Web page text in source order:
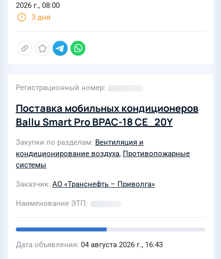
2026 г., 08:00
3 дня
Регистрационный номер
Поставка мобильных кондиционеров
Ballu Smart Pro BPAC-18 CE_20Y
Закупки по разделам Вентиляция и
кондиционирование воздуха, Противопожарные
системы
Заказчик АО «Транснефть – Приволга»
Наименование ЭТП
Дата объявления 04 августа 2026 г., 16:43